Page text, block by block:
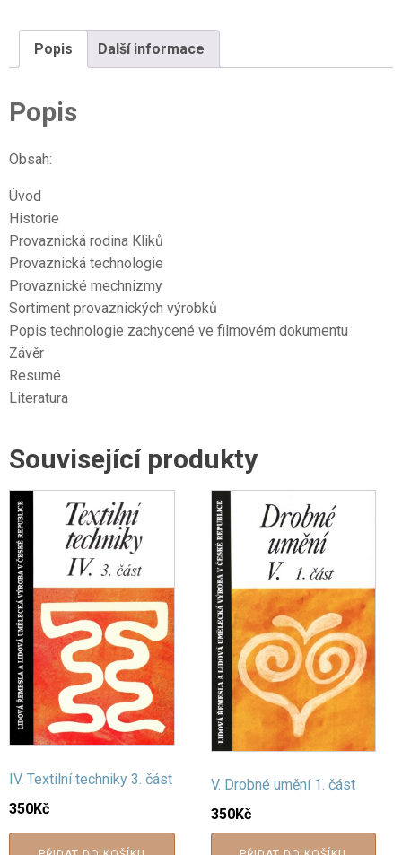
Popis Další informace
Popis
Obsah:
Úvod
Historie
Provaznická rodina Kliků
Provaznická technologie
Provaznické mechnizmy
Sortiment provaznických výrobků
Popis technologie zachycené ve filmovém dokumentu
Závěr
Resumé
Literatura
Související produkty
IV. Textilní techniky 3. část
350Kč
V. Drobné umění 1. část
350Kč